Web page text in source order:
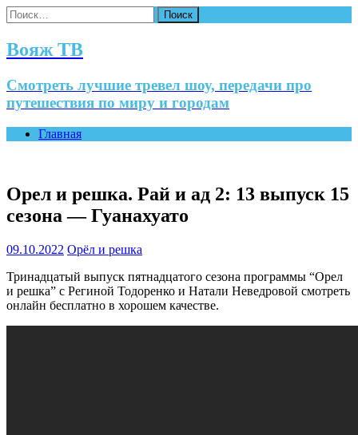
Найти:
Вояж ТВ
Смотреть лучшие тревел шоу, передачи про
путешествия по миру и городам
Главная
Орел и решка. Рай и ад 2: 13 выпуск 15
сезона — Гуанахуато
09.10.2022 Орёл и решка
Тринадцатый выпуск пятнадцатого сезона программы “Орел
и решка” с Региной Тодоренко и Натали Неведровой смотреть
онлайн бесплатно в хорошем качестве.